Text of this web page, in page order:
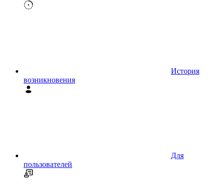
История
возникновения
Для
пользователей